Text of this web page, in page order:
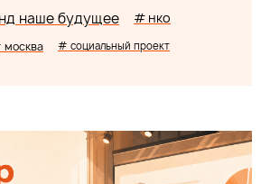
наше будущее # нко
# социальный проект